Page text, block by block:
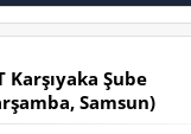
Karşıyaka Şube
Samsun)